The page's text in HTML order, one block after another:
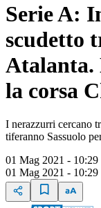
Serie A:
scudetto
Atalanta.
la corsa
I nerazzurri cercano
tiferanno Sassuolo
01 Mag 2021 - 10:29
01 Mag 2021 - 10:29